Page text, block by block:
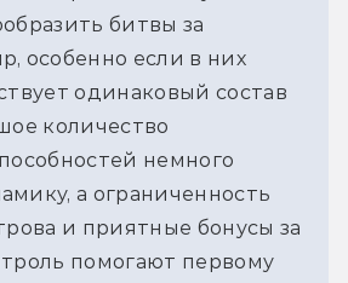
битвы за
особенно если в них
одинаковый состав
количество
немного
а ограниченность
и приятные бонусы за
помогают первому